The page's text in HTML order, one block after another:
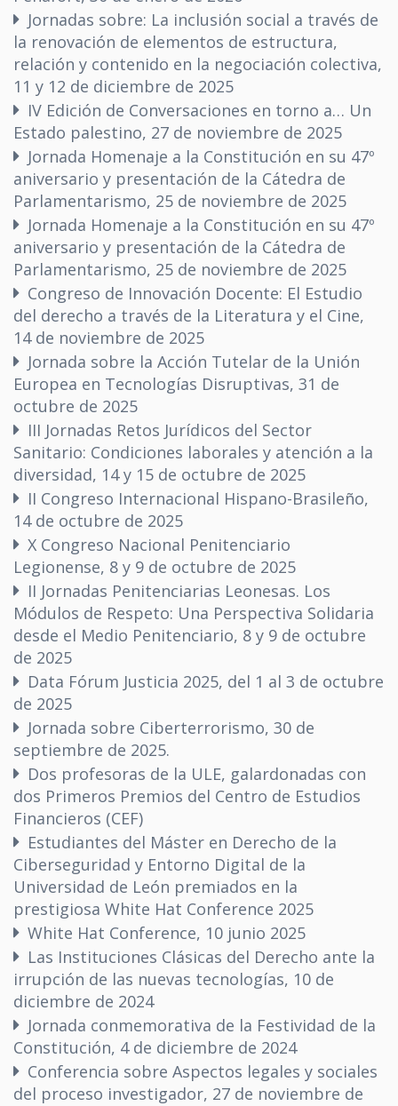
Jornadas sobre: La inclusión social a través de
la renovación de elementos de estructura,
relación y contenido en la negociación colectiva,
11 y 12 de diciembre de 2025
IV Edición de Conversaciones en torno a… Un
Estado palestino, 27 de noviembre de 2025
Jornada Homenaje a la Constitución en su 47º
aniversario y presentación de la Cátedra de
Parlamentarismo, 25 de noviembre de 2025
Jornada Homenaje a la Constitución en su 47º
aniversario y presentación de la Cátedra de
Parlamentarismo, 25 de noviembre de 2025
Congreso de Innovación Docente: El Estudio
del derecho a través de la Literatura y el Cine,
14 de noviembre de 2025
Jornada sobre la Acción Tutelar de la Unión
Europea en Tecnologías Disruptivas, 31 de
octubre de 2025
III Jornadas Retos Jurídicos del Sector
Sanitario: Condiciones laborales y atención a la
diversidad, 14 y 15 de octubre de 2025
II Congreso Internacional Hispano-Brasileño,
14 de octubre de 2025
X Congreso Nacional Penitenciario
Legionense, 8 y 9 de octubre de 2025
II Jornadas Penitenciarias Leonesas. Los
Módulos de Respeto: Una Perspectiva Solidaria
desde el Medio Penitenciario, 8 y 9 de octubre
de 2025
Data Fórum Justicia 2025, del 1 al 3 de octubre
de 2025
Jornada sobre Ciberterrorismo, 30 de
septiembre de 2025.
Dos profesoras de la ULE, galardonadas con
dos Primeros Premios del Centro de Estudios
Financieros (CEF)
Estudiantes del Máster en Derecho de la
Ciberseguridad y Entorno Digital de la
Universidad de León premiados en la
prestigiosa White Hat Conference 2025
White Hat Conference, 10 junio 2025
Las Instituciones Clásicas del Derecho ante la
irrupción de las nuevas tecnologías, 10 de
diciembre de 2024
Jornada conmemorativa de la Festividad de la
Constitución, 4 de diciembre de 2024
Conferencia sobre Aspectos legales y sociales
del proceso investigador, 27 de noviembre de